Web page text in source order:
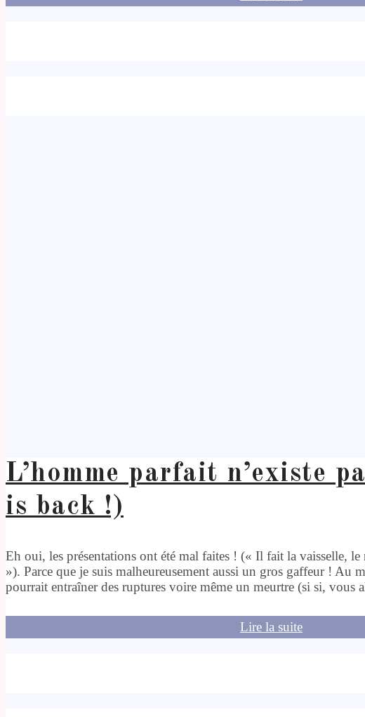
L’homme parfait n’existe
is back !)
Eh oui, les présentations ont été mal faites ! (« Il fait la vaisselle, le
»). Parce que je suis malheureusement aussi un gros gaffeur ! Au
pourrait entraîner des ruptures voire même un meurtre (si si, vous
Lire la suite